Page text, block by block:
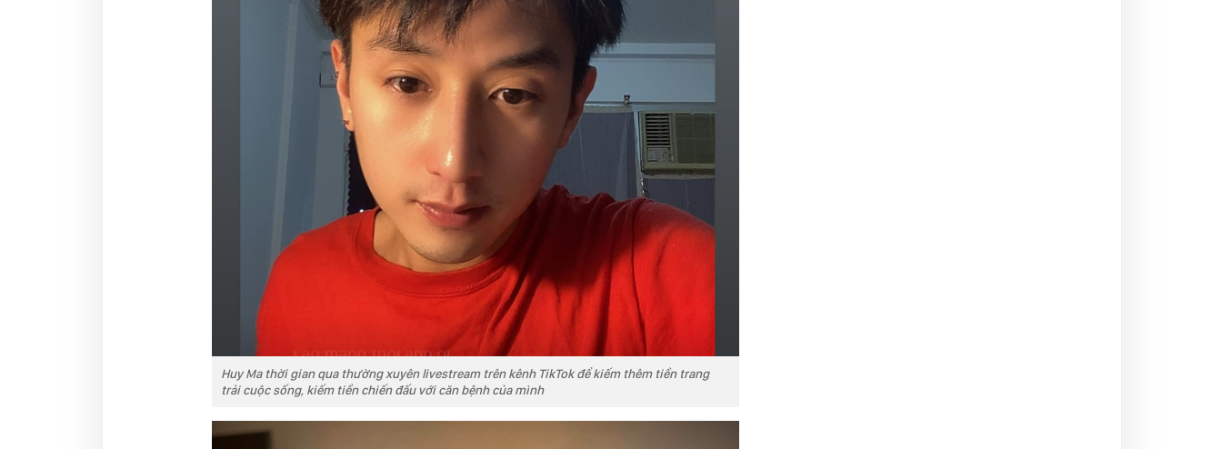
Huy Ma thời gian qua thường xuyên livestream trên kênh TikTok để kiếm thêm tiền trang
trải cuộc sống, kiếm tiền chiến đấu với căn bệnh của mình